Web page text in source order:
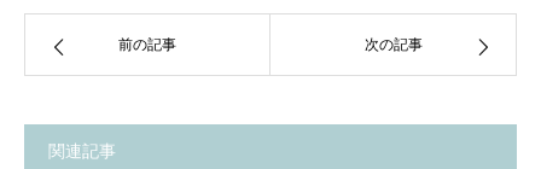
前の記事 次の記事
関連記事